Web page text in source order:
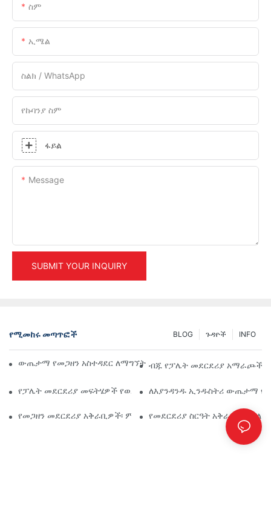
ስም
ኢሜል
ስልክ / WhatsApp
የኩባንያ ስም
ፋይል
Message
SUBMIT YOUR INQUIRY
የሚመከሩ መጣጥፎች INFO
ጉዳዮች
BLOG
ውጤታማ የመጋዘን አስተዳደር ለማግኘት ከፍተኛ የኢንዱስትሪ መደርደሪያ
ብጁ የፓሌት መደርደሪያ አማራጮች፡
የፓሌት መደርደሪያ መፍትሄዎች የወደፊት ዕጣ ፈንታ፡ አዝማሚያዎች እና
ለእያንዳንዱ ኢንዱስትሪ ውጤታማ
የመጋዘን መደርደሪያ አቅራቢዎች፡ ምን መፈለግ እንዳለባቸው
የመደርደሪያ ስርዓት አቅራቢ፡